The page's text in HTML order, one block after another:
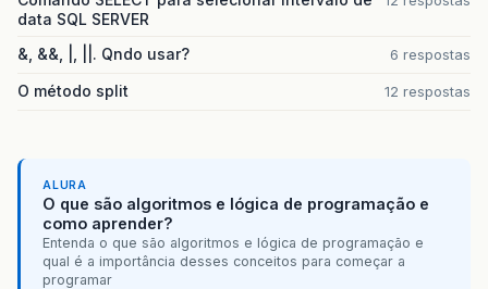
data SQL SERVER
&, &&, |, ||. Qndo usar? 6 respostas
O método split 12 respostas
ALURA
O que são algoritmos e lógica de programação e
como aprender?
Entenda o que são algoritmos e lógica de programação e
qual é a importância desses conceitos para começar a
programar